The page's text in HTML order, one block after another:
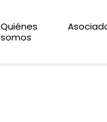
Quiénes
somos